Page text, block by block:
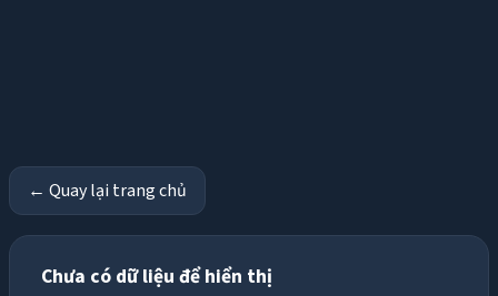
← Quay lại trang chủ
Chưa có dữ liệu để hiển thị